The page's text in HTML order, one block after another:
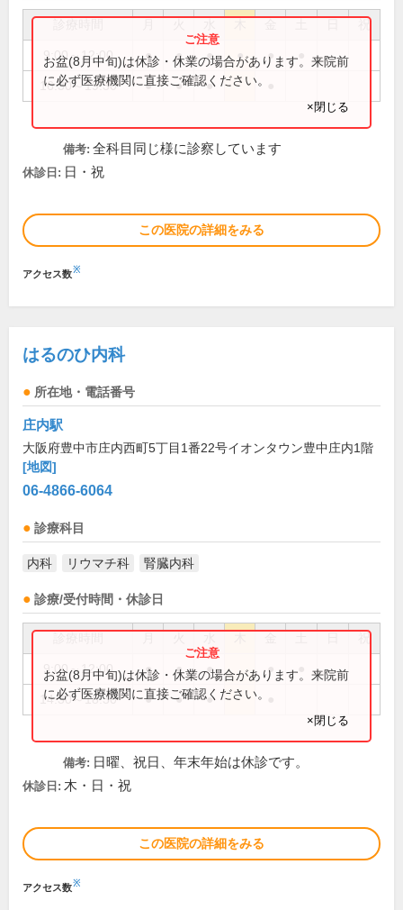
祝
9:00～12:00 ● ● ● ● ●
16:30～19:30 ● ● ●
お盆(8月中旬)は休診・休業の場合があります。来院前
に必ず医療機関に直接ご確認ください。
×閉じる
備考: 全科目同じ様に診察しています
休診日: 日・祝
この医院の詳細をみる
アクセス数※
はるのひ内科
所在地・電話番号
庄内駅
大阪府豊中市庄内西町5丁目1番22号イオンタウン豊中庄内1階
[地図]
06-4866-6064
診療科目
内科 リウマチ科 腎臓内科
診療/受付時間・休診日
祝
9:00～12:00 ● ● ● ●
14:30～18:30 ● ● ●
お盆(8月中旬)は休診・休業の場合があります。来院前
に必ず医療機関に直接ご確認ください。
×閉じる
備考: 日曜、祝日、年末年始は休診です。
休診日: 木・日・祝
この医院の詳細をみる
アクセス数※